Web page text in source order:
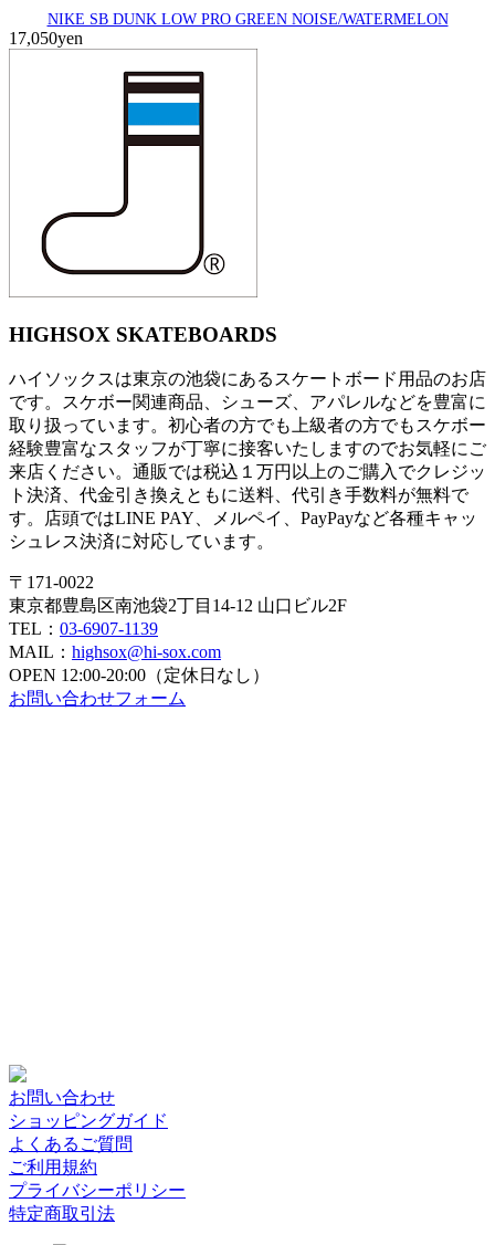
NIKE SB DUNK LOW PRO GREEN NOISE/WATERMELON
17,050yen
HIGHSOX SKATEBOARDS
ハイソックスは東京の池袋にあるスケートボード用品のお店
です。スケボー関連商品、シューズ、アパレルなどを豊富に
取り扱っています。初心者の方でも上級者の方でもスケボー
経験豊富なスタッフが丁寧に接客いたしますのでお気軽にご
来店ください。通販では税込１万円以上のご購入でクレジッ
ト決済、代金引き換えともに送料、代引き手数料が無料で
す。店頭ではLINE PAY、メルペイ、PayPayなど各種キャッ
シュレス決済に対応しています。
〒171-0022
東京都豊島区南池袋2丁目14-12 山口ビル2F
TEL： 03-6907-1139
MAIL： highsox@hi-sox.com
OPEN 12:00-20:00（定休日なし）
お問い合わせフォーム
お問い合わせ
ショッピングガイド
よくあるご質問
ご利用規約
プライバシーポリシー
特定商取引法